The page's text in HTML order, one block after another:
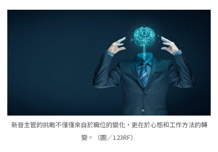
新晉主管的挑戰不僅僅來自於職位的變化，更在於心態和工作方法的轉
變。（圖／123RF）